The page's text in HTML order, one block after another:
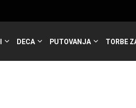
DECA PUTOVANJA TORBE